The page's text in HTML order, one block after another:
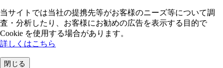
当サイトでは当社の提携先等がお客様のニーズ等について調
査・分析したり、お客様にお勧めの広告を表⽰する⽬的で
Cookie を使⽤する場合があります。
詳しくはこちら
閉じる